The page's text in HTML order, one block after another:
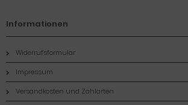
Informationen
Widerrufsformular
Impressum
Versandkosten und Zahlarten